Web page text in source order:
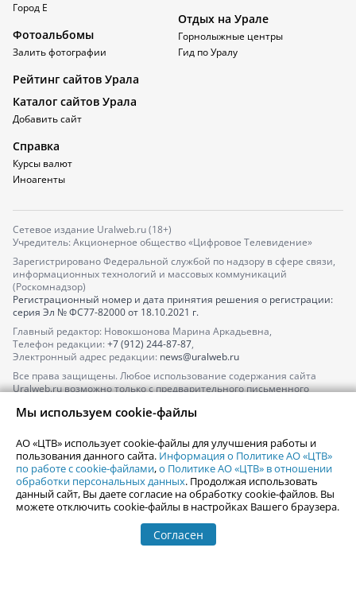
Город Е
Фотоальбомы
Залить фотографии
Отдых на Урале
Горнолыжные центры
Гид по Уралу
Рейтинг сайтов Урала
Каталог сайтов Урала
Добавить сайт
Справка
Курсы валют
Иноагенты
Сетевое издание Uralweb.ru (18+)
Учредитель: Акционерное общество «Цифровое Телевидение»
Зарегистрировано Федеральной службой по надзору в сфере связи,
информационных технологий и массовых коммуникаций
(Роскомнадзор)
Регистрационный номер и дата принятия решения о регистрации:
серия Эл № ФС77-82000от 18.10.2021 г.
Главный редактор: Новокшонова Марина Аркадьевна,
Телефон редакции: +7 (912) 244-87-87,
Электронный адрес редакции: news@uralweb.ru
Все права защищены. Любое использование содержания сайта
Uralweb.ru возможно только с предварительного письменного
По вопросам размещения рекламы обращайтесь по тел.
По вопросам размещения информации в разделе «Афиша»
afisha@uralweb.ru
Пользовательское соглашение на использование сайта
Политика АО «ЦТВ» в отношении обработки персональных данных
Мы используем cookie-файлы
АО «ЦТВ» использует cookie-файлы для улучшения работы и
пользования данного сайта. Информация о Политике АО «ЦТВ»
по работе с cookie-файлами,о Политике АО «ЦТВ» в отношении
обработки персональных данных. Продолжая использовать
данный сайт, Вы даете согласие на обработку cookie-файлов. Вы
можете отключить cookie-файлы в настройках Вашего браузера.
Согласен